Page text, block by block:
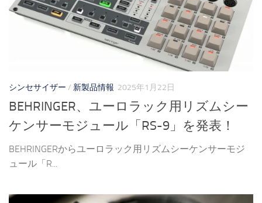
シンセサイザー / 新製品情報 2025年1月22日
BEHRINGER、ユーロラック用リズムシー
ケンサーモジュール「RS-9」を発表！
BEHRINGERからユーロラック用リズムシーケンサーモジ
ュール「R...